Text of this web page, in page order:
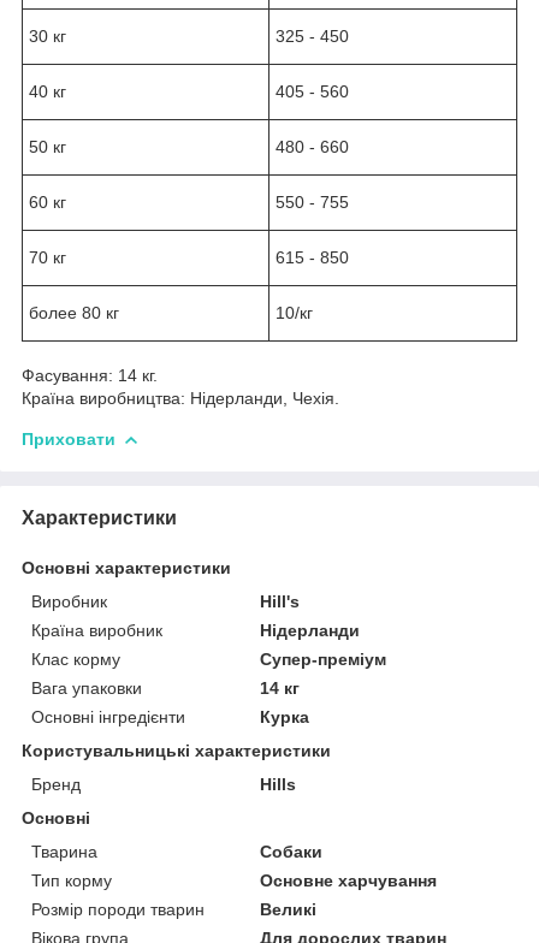
30 кг 325 - 450
40 кг 405 - 560
50 кг 480 - 660
60 кг 550 - 755
70 кг 615 - 850
более 80 кг 10/кг
Фасування: 14 кг.
Країна виробництва: Нідерланди, Чехія.
Приховати
Характеристики
Основні характеристики
Виробник
Hill's
Країна виробник
Нідерланди
Клас корму
Супер-преміум
Вага упаковки
14 кг
Основні інгредієнти
Курка
Користувальницькі характеристики
Бренд
Hills
Основні
Тварина
Собаки
Тип корму
Основне харчування
Розмір породи тварин
Великі
Вікова група
Для дорослих тварин